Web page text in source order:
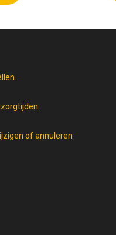
of annuleren